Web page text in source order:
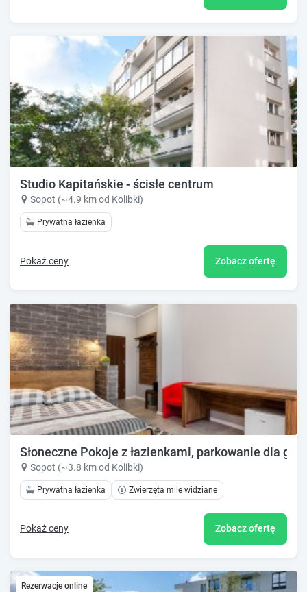
Studio Kapitańskie - ścisłe centrum
Sopot (~4.9 km od Kolibki)
Prywatna łazienka
Pokaż ceny Zobacz ofertę
Słoneczne Pokoje z łazienkami, parkowanie dla
Sopot (~3.8 km od Kolibki)
Prywatna łazienka Zwierzęta mile widziane
Pokaż ceny Zobacz ofertę
Rezerwacje online